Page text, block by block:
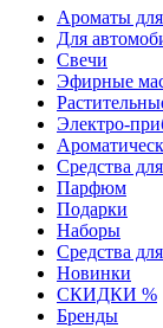
Ароматы
Для
Свечи
Эфирные
Электро-
Средства
Парфюм
Подарки
Наборы
Средства
Новинки
СКИДКИ %
Бренды